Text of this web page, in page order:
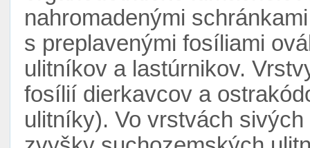
nahromadenými
s preplavenými fosíliami
ulitníkov a lastúrnikov.
fosílií dierkavcov a
ulitníky). Vo vrstvách